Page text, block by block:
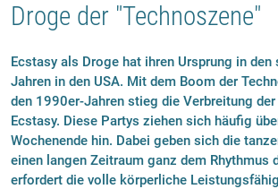
Droge der "Technoszene"
Ecstasy als Droge hat ihren Ursprung in
Jahren in den USA. Mit dem Boom der
den 1990er-Jahren stieg die Verbreitung
Ecstasy. Diese Partys ziehen sich häufig
Wochenende hin. Dabei geben sich die
einen langen Zeitraum ganz dem Rhythmus
erfordert die volle körperliche